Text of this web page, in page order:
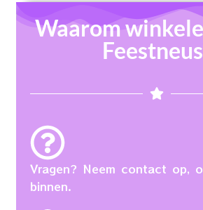
Waarom
Vragen? Neem contact op,
binnen.